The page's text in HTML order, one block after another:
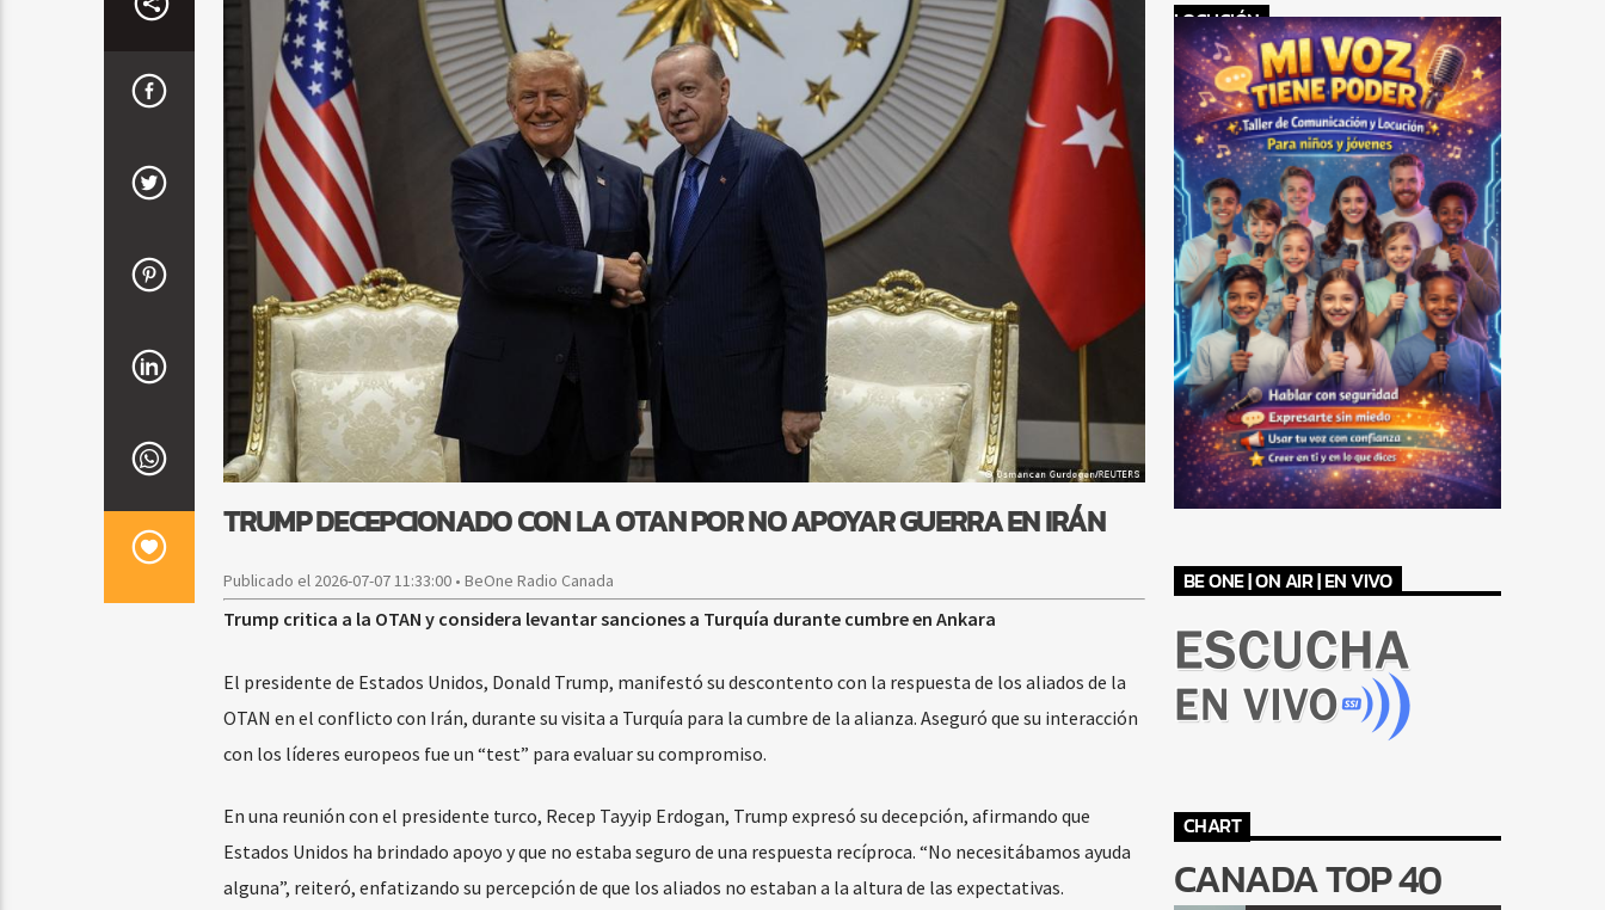
TRUMP DECEPCIONADO CON LA OTAN POR NO APOYAR GUERRA EN IRÁN
Publicado el 2026-07-07 11:33:00 • BeOne Radio Canada
Trump critica a la OTAN y considera levantar sanciones a Turquía durante cumbre en Ankara
El presidente de Estados Unidos, Donald Trump, manifestó su descontento con la respuesta de los aliados de la
OTAN en el conflicto con Irán, durante su visita a Turquía para la cumbre de la alianza. Aseguró que su interacción
con los líderes europeos fue un “test” para evaluar su compromiso.
En una reunión con el presidente turco, Recep Tayyip Erdogan, Trump expresó su decepción, afirmando que
Estados Unidos ha brindado apoyo y que no estaba seguro de una respuesta recíproca. “No necesitábamos ayuda
alguna”, reiteró, enfatizando su percepción de que los aliados no estaban a la altura de las expectativas.
LOCUCIÓN
BE ONE | ON AIR | EN VIVO
CHART
CANADA TOP 40